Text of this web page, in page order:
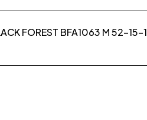
FOREST BFA1063 M 52-15-